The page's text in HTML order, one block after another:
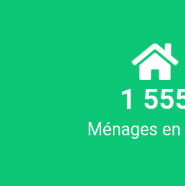
1
Ménages